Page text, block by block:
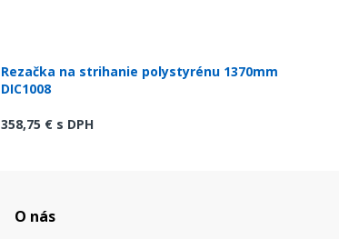
Rezačka na strihanie polystyrénu 1370mm
DIC1008
358,75 € s DPH
O nás